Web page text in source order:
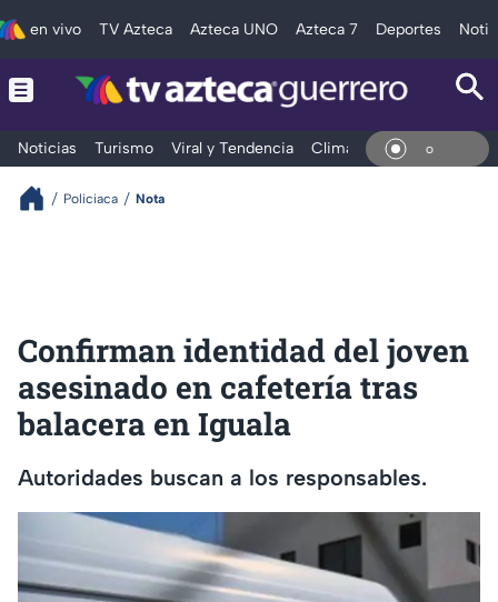
en vivo TV Azteca Azteca UNO Azteca 7 Deportes
Noticias Turismo Viral y Tendencia Clima Deportes En
Policiaca Nota
Confirman identidad del joven
asesinado en cafetería tras
balacera en Iguala
Autoridades buscan a los responsables.